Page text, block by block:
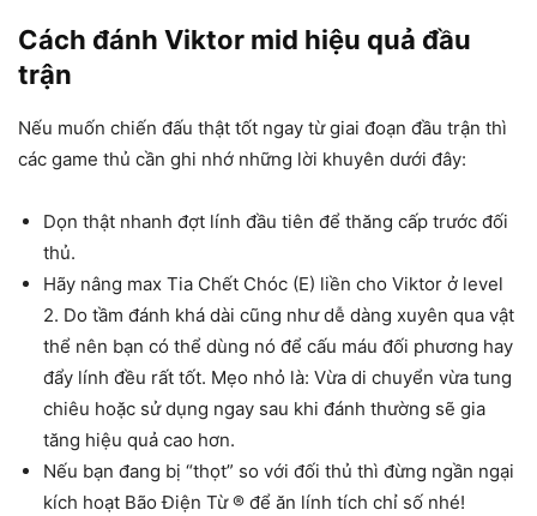
Cách đánh Viktor mid hiệu quả đầu
trận
Nếu muốn chiến đấu thật tốt ngay từ giai đoạn đầu trận thì
các game thủ cần ghi nhớ những lời khuyên dưới đây:
Dọn thật nhanh đợt lính đầu tiên để thăng cấp trước đối
thủ.
Hãy nâng max Tia Chết Chóc (E) liền cho Viktor ở level
2. Do tầm đánh khá dài cũng như dễ dàng xuyên qua vật
thể nên bạn có thể dùng nó để cấu máu đối phương hay
đẩy lính đều rất tốt. Mẹo nhỏ là: Vừa di chuyển vừa tung
chiêu hoặc sử dụng ngay sau khi đánh thường sẽ gia
tăng hiệu quả cao hơn.
Nếu bạn đang bị “thọt” so với đối thủ thì đừng ngần ngại
kích hoạt Bão Điện Từ ® để ăn lính tích chỉ số nhé!